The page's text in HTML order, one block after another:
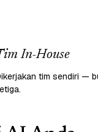
In-House
tim sendiri —